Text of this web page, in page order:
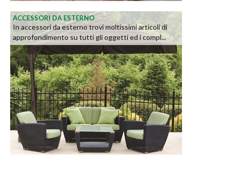
ACCESSORI DA ESTERNO
In accessori da esterno trovi moltissimi articoli di
approfondimento su tutti gli oggetti ed i compl...